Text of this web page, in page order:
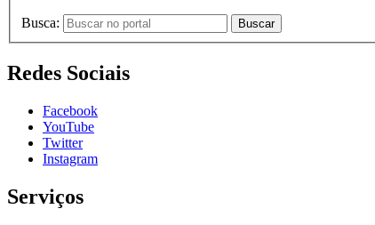
Busca: Buscar
Redes Sociais
Facebook
YouTube
Twitter
Instagram
Serviços